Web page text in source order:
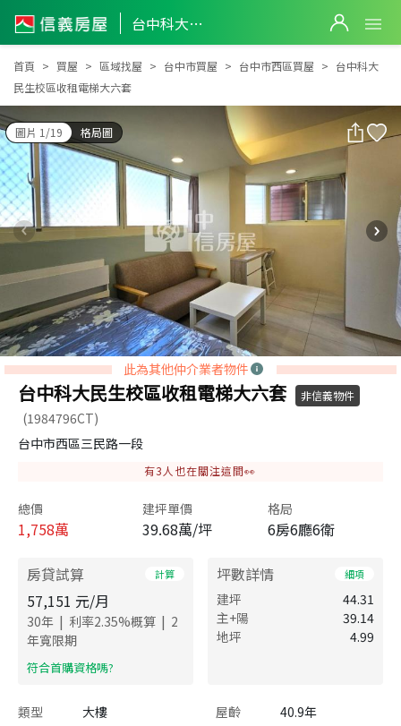
台中科大民生校區收租電梯大六套
台中科大民生校區收租電梯大六套
首頁 買屋 區域找屋 台中市買屋 台中市西區買屋
台中科大
民生校區收租電梯大六套
圖片 1/19 格局圖
此為其他仲介業者物件
台中科大民生校區收租電梯大六套 非信義物件
(1984796CT)
台中市西區三民路一段
有3 人也在關注這間👀
總價
1,758萬
建坪單價
39.68萬/坪
格局
6房6廳6衛
房貸試算 計算
57,151 元/月
30年 | 利率2.35%概算 | 2
年寬限期
​符合首購資格嗎?
坪數詳情 細項
建坪
44.31
主+陽
39.14
地坪
4.99
類型 大樓 屋齡
40.9年